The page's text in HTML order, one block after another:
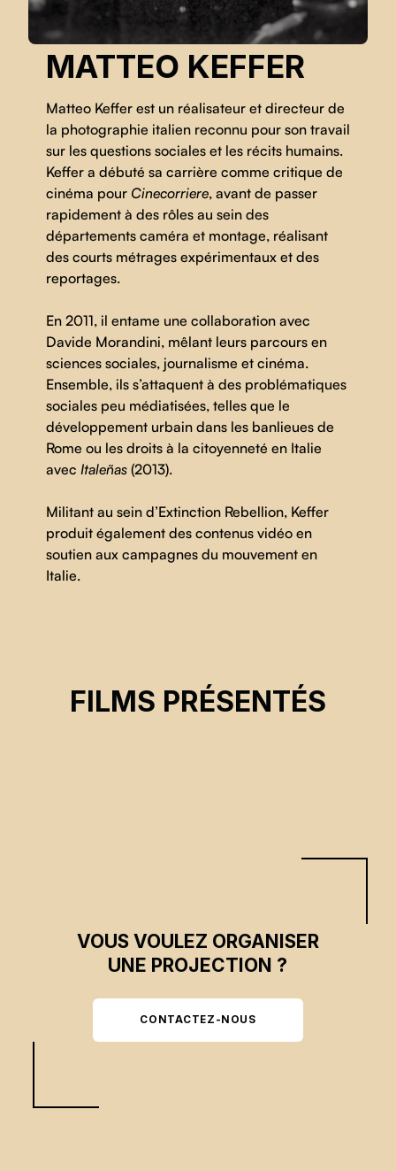
MATTEO KEFFER
Matteo Keffer est un réalisateur et directeur de
la photographie italien reconnu pour son travail
sur les questions sociales et les récits humains.
Keffer a débuté sa carrière comme critique de
cinéma pour Cinecorriere, avant de passer
rapidement à des rôles au sein des
départements caméra et montage, réalisant
des courts métrages expérimentaux et des
reportages.
En 2011, il entame une collaboration avec
Davide Morandini, mêlant leurs parcours en
sciences sociales, journalisme et cinéma.
Ensemble, ils s’attaquent à des problématiques
sociales peu médiatisées, telles que le
développement urbain dans les banlieues de
Rome ou les droits à la citoyenneté en Italie
avec Italeñas (2013).
Militant au sein d’Extinction Rebellion, Keffer
produit également des contenus vidéo en
soutien aux campagnes du mouvement en
Italie.
FILMS PRÉSENTÉS
COME SE NON CI FOSSE UN DOMANI
Matteo Keffer, Riccardo Cremona
VOUS VOULEZ ORGANISER
UNE PROJECTION ?
CONTACTEZ-NOUS